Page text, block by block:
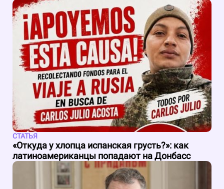
СТАТЬЯ
«Откуда у хлопца испанская грусть?»: как
латиноамериканцы попадают на Донбасс